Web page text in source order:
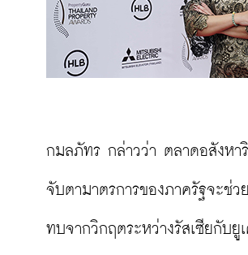
กมลภัทร กล่าวว่า ตลาดอสังหา
จับตามาตรการของภาครัฐจะช่
ทบจากวิกฤตระหว่างรัสเซียกับ